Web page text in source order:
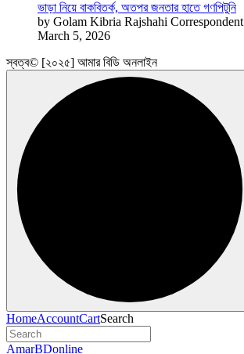
ভাড়া নিয়ে বাকবিতর্ক, অতপর জনতার হাতে গণপিটুনি
by Golam Kibria Rajshahi Correspondent
March 5, 2026
স্বত্ব© [২০২৫] আমার বিডি অনলাইন
HomeAccountCartSearch
AmarBDonline